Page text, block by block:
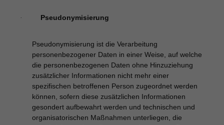
· Pseudonymisierung
Pseudonymisierung ist die Verarbeitung
personenbezogener Daten in einer Weise, auf welche
die personenbezogenen Daten ohne Hinzuziehung
zusätzlicher Informationen nicht mehr einer
spezifischen betroffenen Person zugeordnet werden
können, sofern diese zusätzlichen Informationen
gesondert aufbewahrt werden und technischen und
organisatorischen Maßnahmen unterliegen, die